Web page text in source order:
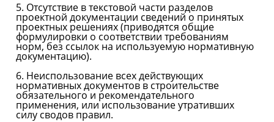
5. Отсутствие в текстовой части разделов
проектной документации сведений о принятых
проектных решениях (приводятся общие
формулировки о соответствии требованиям
норм, без ссылок на используемую нормативную
документацию).
6. Неиспользование всех действующих
нормативных документов в строительстве
обязательного и рекомендательного
применения, или использование утративших
силу сводов правил.